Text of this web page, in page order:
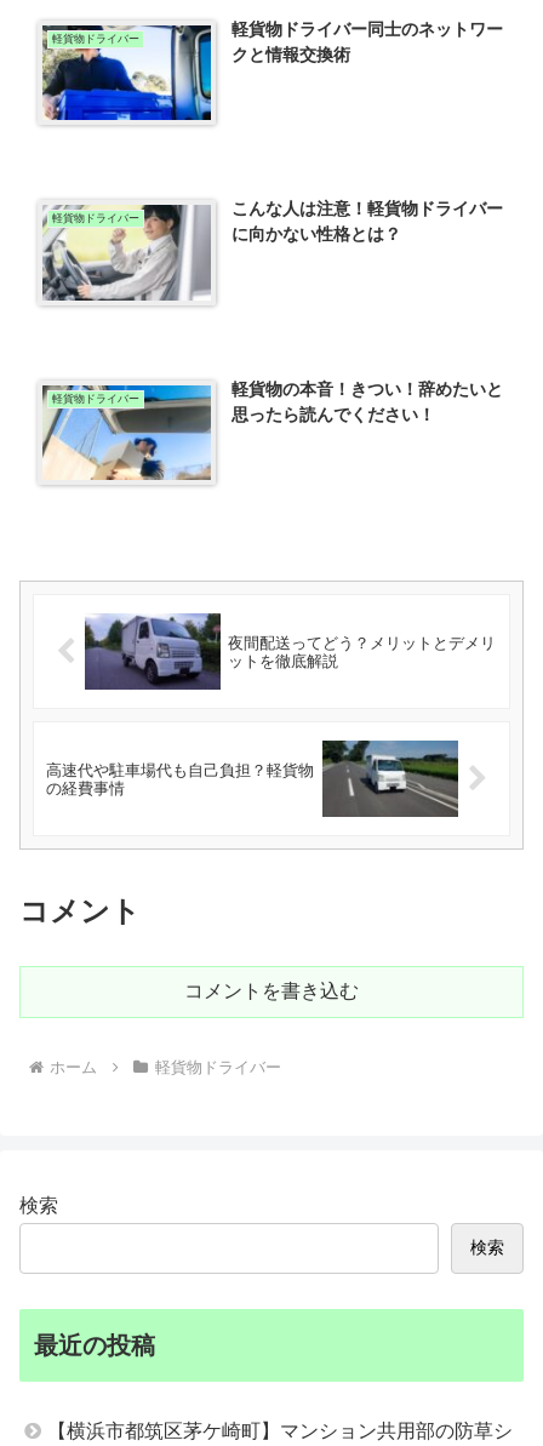
軽貨物ドライバー
軽貨物ドライバー同士のネットワー
クと情報交換術
軽貨物ドライバー
こんな人は注意！軽貨物ドライバー
に向かない性格とは？
軽貨物ドライバー
軽貨物の本音！きつい！辞めたいと
思ったら読んでください！
夜間配送ってどう？メリットとデメリ
ットを徹底解説
高速代や駐車場代も自己負担？軽貨物
の経費事情
コメント
コメントを書き込む
ホーム 軽貨物ドライバー
検索
検索
最近の投稿
【横浜市都筑区茅ケ崎町】マンション共用部の防草シ